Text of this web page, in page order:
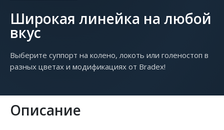
Широкая линейка на любой
вкус
Выберите суппорт на колено, локоть или голеностоп в
разных цветах и модификациях от Bradex!
Описание